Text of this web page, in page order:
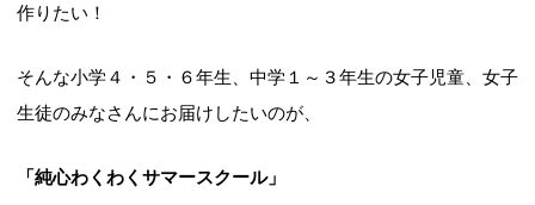
作りたい！
そんな小学４・５・６年生、中学１～３年生の女子児童、女子
生徒のみなさんにお届けしたいのが、
「純心わくわくサマースクール」